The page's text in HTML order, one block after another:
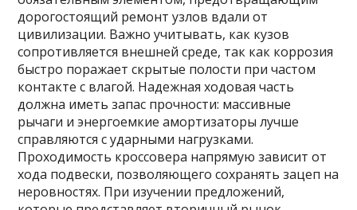
дорогостоящий ремонт узлов вдали от
цивилизации. Важно учитывать, как кузов
сопротивляется внешней среде, так как коррозия
быстро поражает скрытые полости при частом
контакте с влагой. Надежная ходовая часть
должна иметь запас прочности: массивные
рычаги и энергоемкие амортизаторы лучше
справляются с ударными нагрузками.
Проходимость кроссовера напрямую зависит от
хода подвески, позволяющего сохранять зацеп на
неровностях. При изучении предложений,